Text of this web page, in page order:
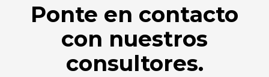
Ponte en contacto
con nuestros
consultores.